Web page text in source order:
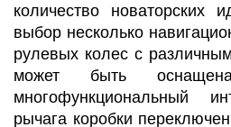
количество новаторских
выбор несколько
рулевых колес с
может быть
многофункциональный
рычага коробки